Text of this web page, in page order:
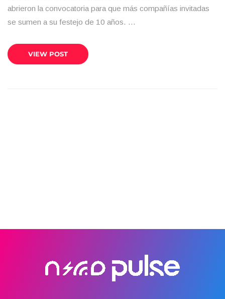
abrieron la convocatoria para que más compañías invitadas
se sumen a su festejo de 10 años. …
VIEW POST